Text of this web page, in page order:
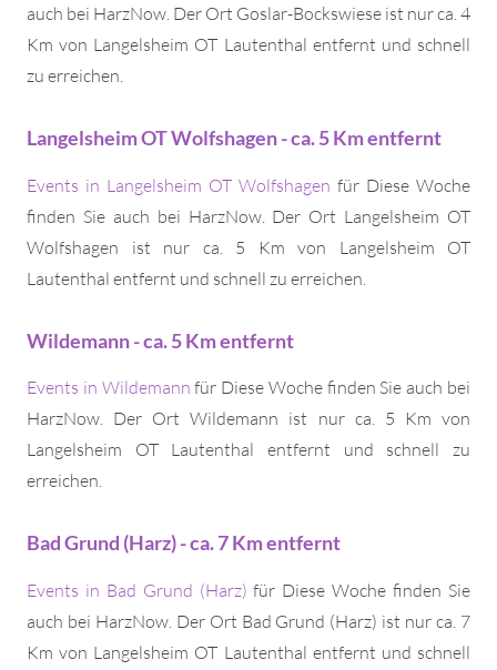
auch bei HarzNow. Der Ort Goslar-Bockswiese ist nur ca. 4
Km von Langelsheim OT Lautenthal entfernt und schnell
zu erreichen.
Langelsheim OT Wolfshagen - ca. 5 Km entfernt
Events in Langelsheim OT Wolfshagen für Diese Woche
finden Sie auch bei HarzNow. Der Ort Langelsheim OT
Wolfshagen ist nur ca. 5 Km von Langelsheim OT
Lautenthal entfernt und schnell zu erreichen.
Wildemann - ca. 5 Km entfernt
Events in Wildemann für Diese Woche finden Sie auch bei
HarzNow. Der Ort Wildemann ist nur ca. 5 Km von
Langelsheim OT Lautenthal entfernt und schnell zu
erreichen.
Bad Grund (Harz) - ca. 7 Km entfernt
Events in Bad Grund (Harz) für Diese Woche finden Sie
auch bei HarzNow. Der Ort Bad Grund (Harz) ist nur ca. 7
Km von Langelsheim OT Lautenthal entfernt und schnell